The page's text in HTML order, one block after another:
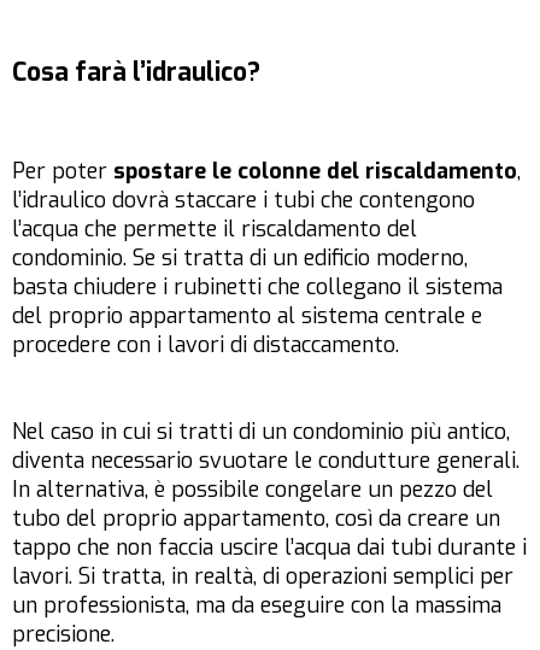
Cosa farà l’idraulico?
Per poter spostare le colonne del riscaldamento,
l’idraulico dovrà staccare i tubi che contengono
l’acqua che permette il riscaldamento del
condominio. Se si tratta di un edificio moderno,
basta chiudere i rubinetti che collegano il sistema
del proprio appartamento al sistema centrale e
procedere con i lavori di distaccamento.
Nel caso in cui si tratti di un condominio più antico,
diventa necessario svuotare le condutture generali.
In alternativa, è possibile congelare un pezzo del
tubo del proprio appartamento, così da creare un
tappo che non faccia uscire l’acqua dai tubi durante i
lavori. Si tratta, in realtà, di operazioni semplici per
un professionista, ma da eseguire con la massima
precisione.